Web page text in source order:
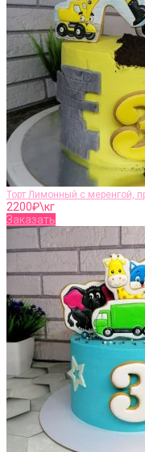
Торт Лимонный с меренгой,
2200₽\кг
Заказать